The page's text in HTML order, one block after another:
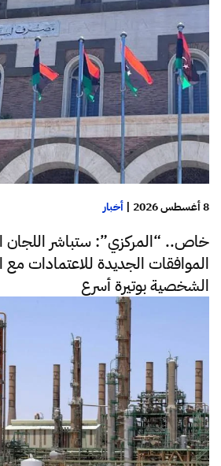
8 أغسطس 2026 | أخبار
خاص.. “المركزي”: ستباشر اللجان
الموافقات الجديدة للاعتمادات مع
الشخصية بوتيرة أسرع